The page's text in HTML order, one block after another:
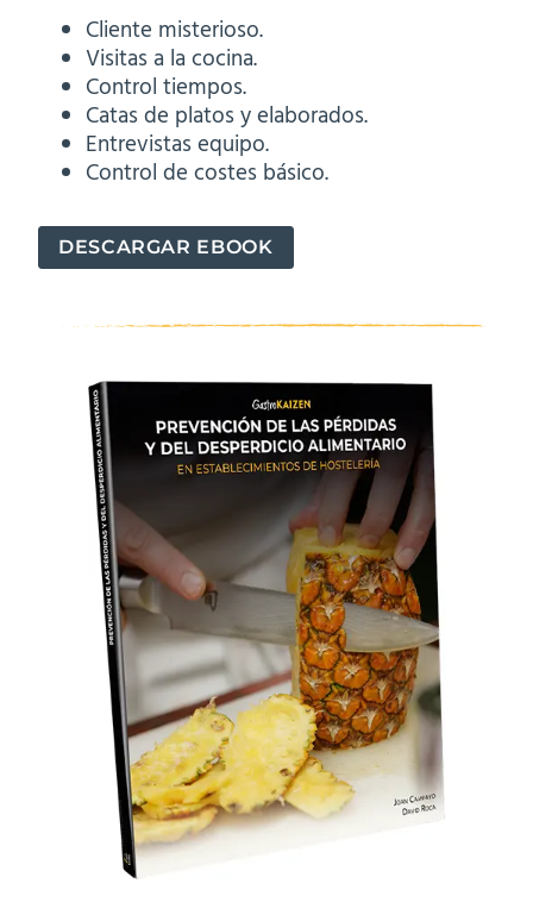
Cliente misterioso.
Visitas a la cocina.
Control tiempos.
Catas de platos y elaborados.
Entrevistas equipo.
Control de costes básico.
DESCARGAR EBOOK